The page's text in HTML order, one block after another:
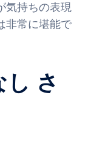
気持ちの表現
非常に堪能で
さ